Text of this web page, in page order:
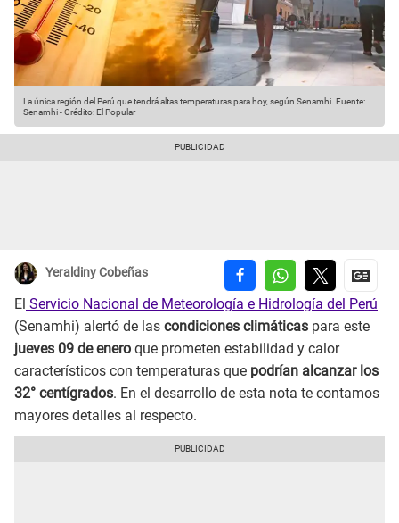
La única región del Perú que tendrá altas temperaturas para hoy, según Senamhi. Fuente:
Senamhi-Crédito: El Popular
Yeraldiny Cobeñas
El Servicio Nacional de Meteorología e Hidrología del Perú
(Senamhi) alertó de las condiciones climáticas para este
jueves 09 de enero que prometen estabilidad y calor
característicos con temperaturas que podrían alcanzar los
32° centígrados. En el desarrollo de esta nota te contamos
mayores detalles al respecto.